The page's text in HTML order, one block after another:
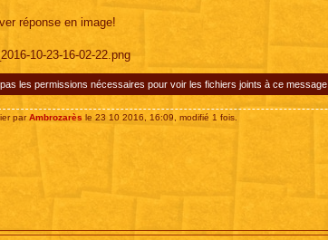
réponse en image!
10-23-16-02-22.png
pas les permissions nécessaires pour voir les fichiers joints à ce message.
parAmbrozarès le 23 10 2016, 16:09, modifié 1 fois.